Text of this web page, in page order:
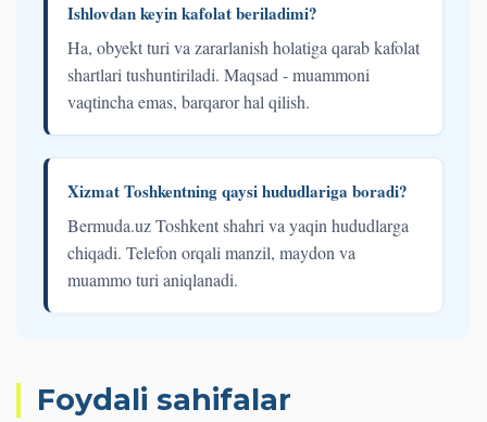
Ishlovdan keyin kafolat beriladimi?
Ha, obyekt turi va zararlanish holatiga qarab kafolat
shartlari tushuntiriladi. Maqsad - muammoni
vaqtincha emas, barqaror hal qilish.
Xizmat Toshkentning qaysi hududlariga boradi?
Bermuda.uz Toshkent shahri va yaqin hududlarga
chiqadi. Telefon orqali manzil, maydon va
muammo turi aniqlanadi.
Foydali sahifalar